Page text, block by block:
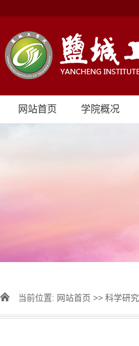
网站首页 学院概况
当前位置: 网站首页 >> 科学研究